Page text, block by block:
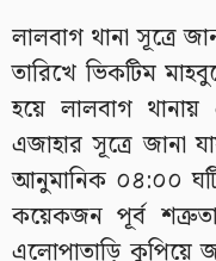
লালবাগ থানা সূত্রে
তারিখে ভিকটিম
হয়ে লালবাগ
এজাহার সূত্রে জানা
আনুমানিক ০৪:০০
কয়েকজন পূর্ব
এলোপাতাড়ি কুপিয়ে